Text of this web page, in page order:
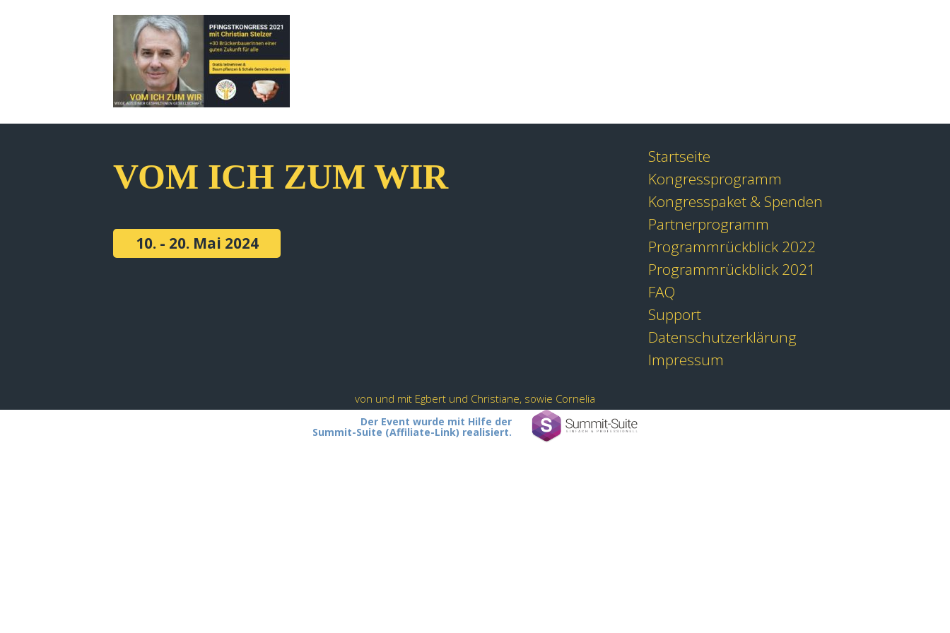
VOM ICH ZUM WIR
10. - 20. Mai 2024
Startseite
Kongressprogramm
Kongresspaket & Spenden
Partnerprogramm
Programmrückblick 2022
Programmrückblick 2021
FAQ
Support
Datenschutzerklärung
Impressum
von und mit Egbert und Christiane, sowie Cornelia
Der Event wurde mit Hilfe der
Summit-Suite (Affiliate-Link) realisiert.